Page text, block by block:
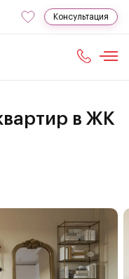
Консультация
в ЖК